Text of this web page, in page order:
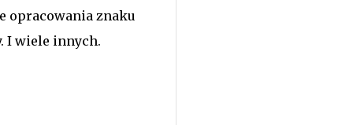
opracowania znaku
I wiele innych.